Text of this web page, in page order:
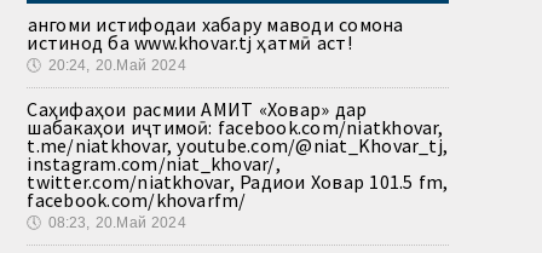
Ҳангоми истифодаи хабару маводи сомона
истинод ба www.khovar.tj ҳатмӣ аст!
🕔 20:24, 20.Май 2024
Саҳифаҳои расмии АМИТ «Ховар» дар
шабакаҳои иҷтимоӣ: facebook.com/niatkhovar,
t.me/niatkhovar, youtube.com/@niat_Khovar_tj,
instagram.com/niat_khovar/,
twitter.com/niatkhovar, Радиои Ховар 101.5 fm,
facebook.com/khovarfm/
🕔 08:23, 20.Май 2024